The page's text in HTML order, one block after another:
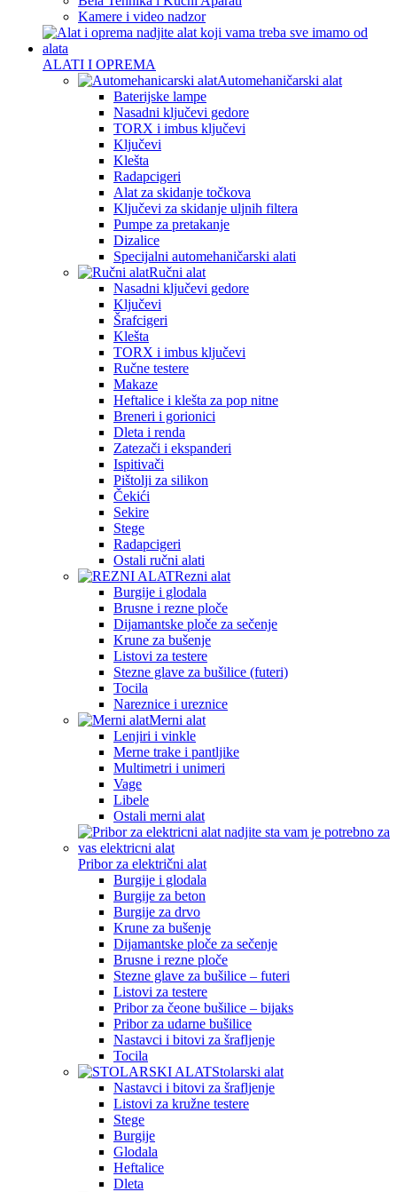
Kamere i video nadzor
ALATI I OPREMA
Automehaničarski alat
Baterijske lampe
Nasadni ključevi gedore
TORX i imbus ključevi
Ključevi
Klešta
Radapcigeri
Alat za skidanje točkova
Ključevi za skidanje uljnih filtera
Pumpe za pretakanje
Dizalice
Specijalni automehaničarski alati
Ručni alat
Nasadni ključevi gedore
Ključevi
Šrafcigeri
Klešta
TORX i imbus ključevi
Ručne testere
Makaze
Heftalice i klešta za pop nitne
Breneri i gorionici
Dleta i renda
Zatezači i ekspanderi
Ispitivači
Pištolji za silikon
Čekići
Sekire
Stege
Radapcigeri
Ostali ručni alati
Rezni alat
Burgije i glodala
Brusne i rezne ploče
Dijamantske ploče za sečenje
Krune za bušenje
Listovi za testere
Stezne glave za bušilice (futeri)
Tocila
Nareznice i ureznice
Merni alat
Lenjiri i vinkle
Merne trake i pantljike
Multimetri i unimeri
Vage
Libele
Ostali merni alat
Pribor za električni alat
Burgije i glodala
Burgije za beton
Burgije za drvo
Krune za bušenje
Dijamantske ploče za sečenje
Brusne i rezne ploče
Stezne glave za bušilice – futeri
Listovi za testere
Pribor za čeone bušilice – bijaks
Pribor za udarne bušilice
Nastavci i bitovi za šrafljenje
Tocila
Stolarski alat
Nastavci i bitovi za šrafljenje
Listovi za kružne testere
Stege
Burgije
Glodala
Heftalice
Dleta